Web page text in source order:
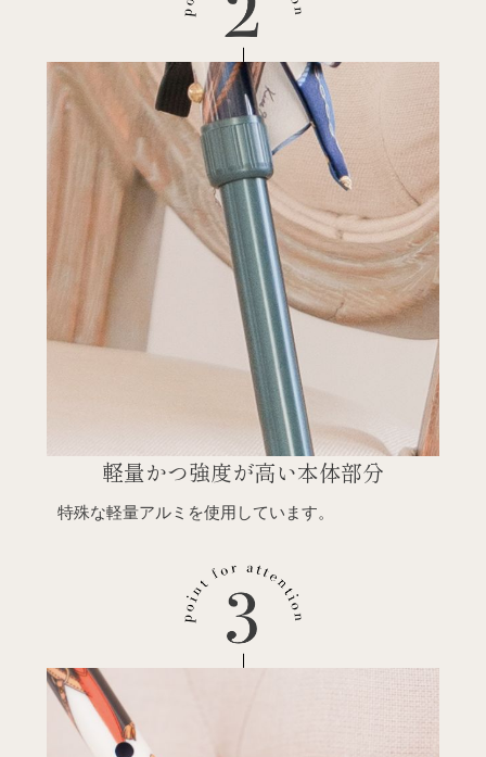
軽量かつ強度が高い本体部分
特殊な軽量アルミを使用しています。